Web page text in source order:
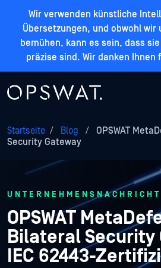
Wir verwenden künstliche
Übersetzungen, und obwohl wir
bemühen, kann es sein, dass
präzise sind. Wir danken Ihnen
Startseite / Blog /
OPSWAT
Security Gateway
OPSWAT
Bilateral Security
IEC 62443-